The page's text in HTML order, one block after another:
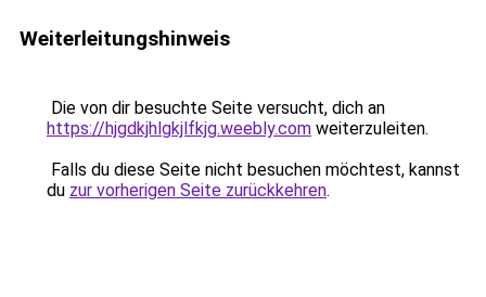
Weiterleitungshinweis
Die von dir besuchte Seite versucht, dich an
https://hjgdkjhlgkjlfkjg.weebly.com weiterzuleiten.
Falls du diese Seite nicht besuchen möchtest, kannst
du zur vorherigen Seite zurückkehren.